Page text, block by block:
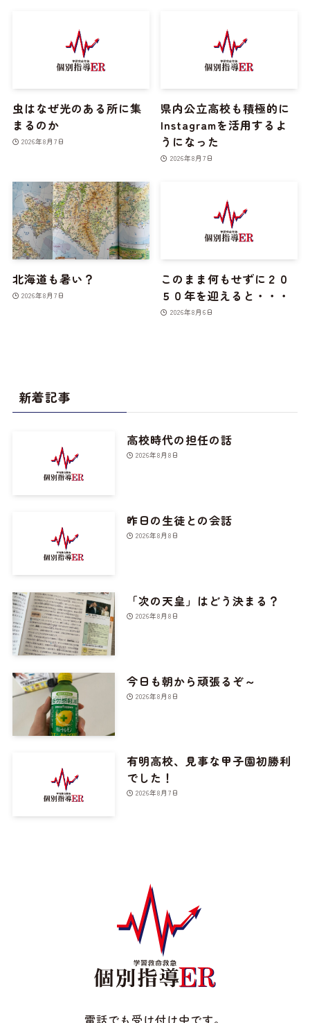
虫はなぜ光のある所に集
まるのか
2026年8月7日
県内公立高校も積極的に
Instagramを活用するよ
うになった
2026年8月7日
北海道も暑い？
2026年8月7日
このまま何もせずに２０
５０年を迎えると・・・
2026年8月6日
新着記事
高校時代の担任の話
2026年8月8日
昨日の生徒との会話
2026年8月8日
「次の天皇」はどう決まる？
2026年8月8日
今日も朝から頑張るぞ～
2026年8月8日
有明高校、見事な甲子園初勝利
でした！
2026年8月7日
電話でも受け付け中です。